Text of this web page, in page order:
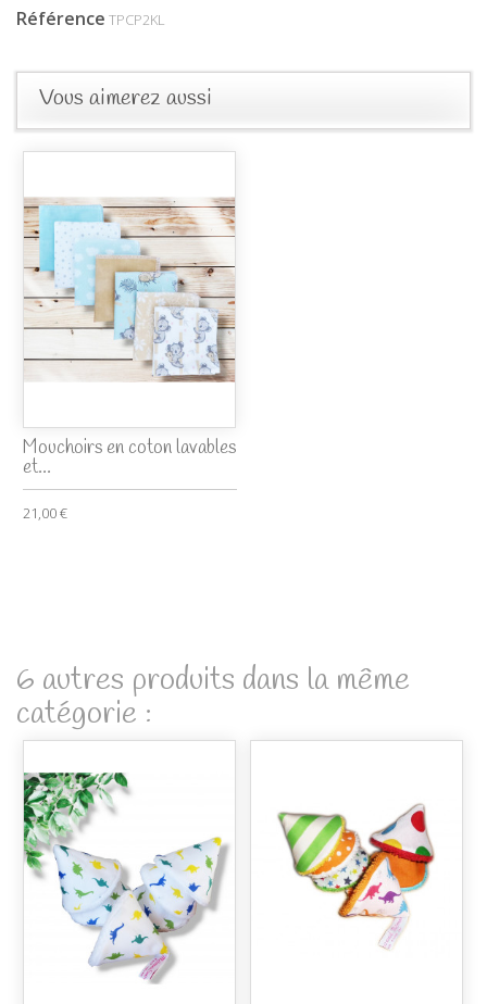
Référence TPCP2KL
Vous aimerez aussi
Mouchoirs en coton lavables
et...
21,00 €
6 autres produits dans la même
catégorie :